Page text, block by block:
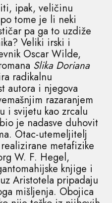
ipak, veličinu
tome je li neki
pa ga to uzdiže
Veliki irski i
Oscar Wilde,
Slika Doriana
radikalnu
autora i njegova
razaranjem
i svijetu kao zrcalu
je nadasve duhovit
Otac-utemeljitelj
metafizike
W. F. Hegel,
knjige i
Aristotela pripadaju
mišljenja. Obojica